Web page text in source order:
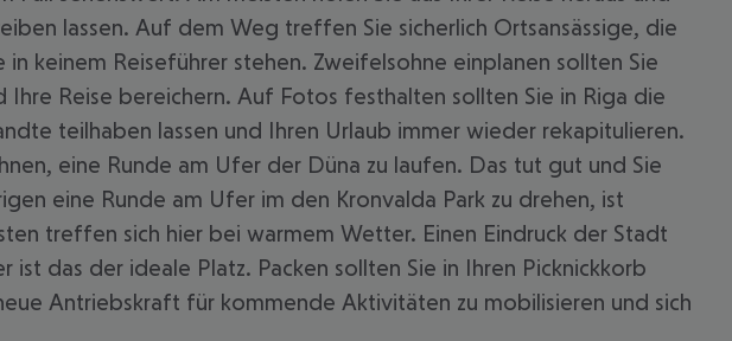
lassen. Auf dem Weg treffen Sie sicherlich Ortsansässige, die
keinem Reiseführer stehen. Zweifelsohne einplanen sollten Sie
Ihre Reise bereichern. Auf Fotos festhalten sollten Sie in Riga die
teilhaben lassen und Ihren Urlaub immer wieder rekapitulieren.
eine Runde am Ufer der Düna zu laufen. Das tut gut und Sie
eine Runde am Ufer im den Kronvalda Park zu drehen, ist
treffen sich hier bei warmem Wetter. Einen Eindruck der Stadt
das der ideale Platz. Packen sollten Sie in Ihren Picknickkorb
Antriebskraft für kommende Aktivitäten zu mobilisieren und sich